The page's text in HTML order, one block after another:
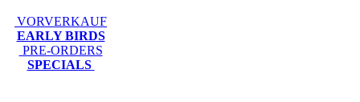
VORVERKAUF
EARLY BIRDS
PRE-ORDERS
SPECIALS